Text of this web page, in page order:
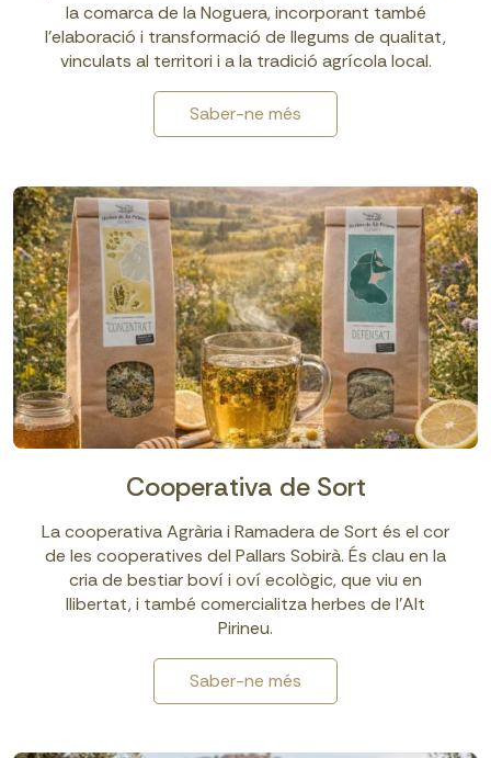
la comarca de la Noguera, incorporant també
l’elaboració i transformació de llegums de qualitat,
vinculats al territori i a la tradició agrícola local.
Saber-ne més
Cooperativa de Sort
La cooperativa Agrària i Ramadera de Sort és el cor
de les cooperatives del Pallars Sobirà. És clau en la
cria de bestiar boví i oví ecològic, que viu en
llibertat, i també comercialitza herbes de l’Alt
Pirineu.
Saber-ne més